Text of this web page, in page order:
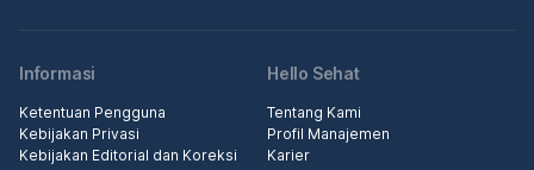
Informasi
Ketentuan Pengguna
Kebijakan Privasi
Kebijakan Editorial dan Koreksi
Hello Sehat
Tentang Kami
Profil Manajemen
Karier